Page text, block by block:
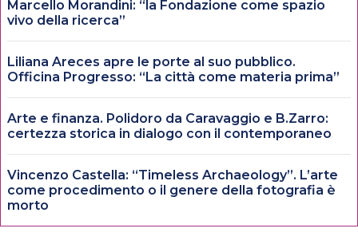
Marcello Morandini: “la Fondazione come spazio
vivo della ricerca”
Liliana Areces apre le porte al suo pubblico.
Officina Progresso: “La città come materia prima”
Arte e finanza. Polidoro da Caravaggio e B.Zarro:
certezza storica in dialogo con il contemporaneo
Vincenzo Castella: “Timeless Archaeology”. L’arte
come procedimento o il genere della fotografia è
morto